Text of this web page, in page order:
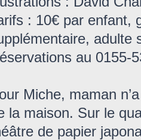
: 10€ par enfant,
adulte
au 0155-
Miche, maman
la maison. Sur le
de papier